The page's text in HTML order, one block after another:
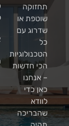
תחזוקה
שוטפת או
שדרוג עם
כל
הטכנולוגיות
הכי חדשות
– אנחנו
כאן כדי
לוודא
שהבריכה